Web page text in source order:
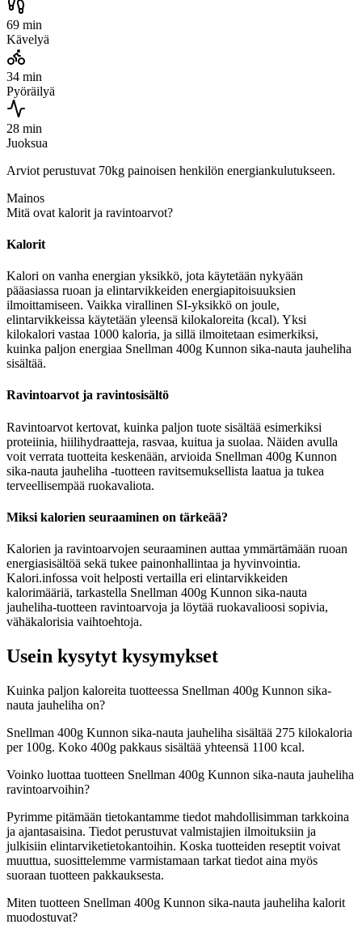
69 min
Kävelyä
34 min
Pyöräilyä
28 min
Juoksua
Arviot perustuvat 70kg painoisen henkilön energiankulutukseen.
Mainos
Mitä ovat kalorit ja ravintoarvot?
Kalorit
Kalori on vanha energian yksikkö, jota käytetään nykyään
pääasiassa ruoan ja elintarvikkeiden energiapitoisuuksien
ilmoittamiseen. Vaikka virallinen SI-yksikkö on joule,
elintarvikkeissa käytetään yleensä kilokaloreita (kcal). Yksi
kilokalori vastaa 1000 kaloria, ja sillä ilmoitetaan esimerkiksi,
kuinka paljon energiaa Snellman 400g Kunnon sika-nauta jauheliha
sisältää.
Ravintoarvot ja ravintosisältö
Ravintoarvot kertovat, kuinka paljon tuote sisältää esimerkiksi
proteiinia, hiilihydraatteja, rasvaa, kuitua ja suolaa. Näiden avulla
voit verrata tuotteita keskenään, arvioida Snellman 400g Kunnon
sika-nauta jauheliha -tuotteen ravitsemuksellista laatua ja tukea
terveellisempää ruokavaliota.
Miksi kalorien seuraaminen on tärkeää?
Kalorien ja ravintoarvojen seuraaminen auttaa ymmärtämään ruoan
energiasisältöä sekä tukee painonhallintaa ja hyvinvointia.
Kalori.infossa voit helposti vertailla eri elintarvikkeiden
kalorimääriä, tarkastella Snellman 400g Kunnon sika-nauta
jauheliha-tuotteen ravintoarvoja ja löytää ruokavalioosi sopivia,
vähäkalorisia vaihtoehtoja.
Usein kysytyt kysymykset
Kuinka paljon kaloreita tuotteessa Snellman 400g Kunnon sika-
nauta jauheliha on?
Snellman 400g Kunnon sika-nauta jauheliha sisältää 275 kilokaloria
per 100g. Koko 400g pakkaus sisältää yhteensä 1100 kcal.
Voinko luottaa tuotteen Snellman 400g Kunnon sika-nauta jauheliha
ravintoarvoihin?
Pyrimme pitämään tietokantamme tiedot mahdollisimman tarkkoina
ja ajantasaisina. Tiedot perustuvat valmistajien ilmoituksiin ja
julkisiin elintarviketietokantoihin. Koska tuotteiden reseptit voivat
muuttua, suosittelemme varmistamaan tarkat tiedot aina myös
suoraan tuotteen pakkauksesta.
Miten tuotteen Snellman 400g Kunnon sika-nauta jauheliha kalorit
muodostuvat?